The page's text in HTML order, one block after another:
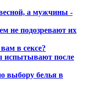
а мужчины -
не подозревают их
в сексе?
испытывают после
выбору белья в